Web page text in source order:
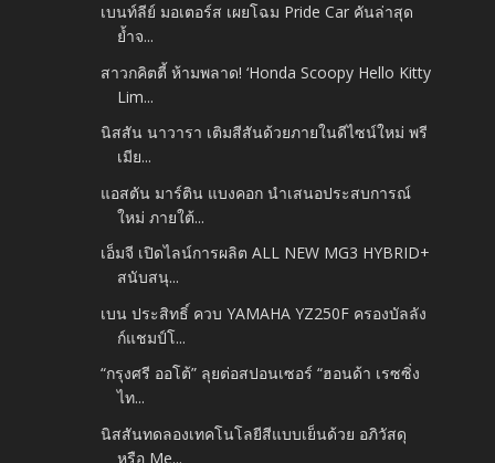
เบนท์ลีย์ มอเตอร์ส เผยโฉม Pride Car คันล่าสุด
ย้ำจ...
สาวกคิตตี้ ห้ามพลาด! ‘Honda Scoopy Hello Kitty
Lim...
นิสสัน นาวารา เติมสีสันด้วยภายในดีไซน์ใหม่ พรี
เมีย...
แอสตัน มาร์ติน แบงคอก นำเสนอประสบการณ์
ใหม่ ภายใต้...
เอ็มจี เปิดไลน์การผลิต ALL NEW MG3 HYBRID+
สนับสนุ...
เบน ประสิทธิ์ ควบ YAMAHA YZ250F ครองบัลลัง
ก์แชมป์โ...
“กรุงศรี ออโต้” ลุยต่อสปอนเซอร์ “ฮอนด้า เรซซิ่ง
ไท...
นิสสันทดลองเทคโนโลยีสีแบบเย็นด้วย อภิวัสดุ
หรือ Me...